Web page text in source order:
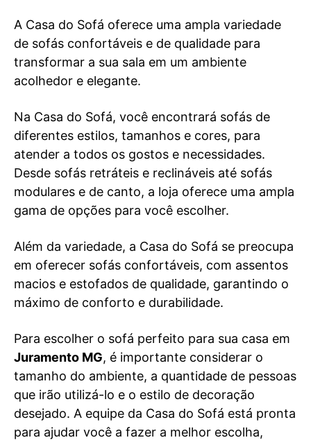
A Casa do Sofá oferece uma ampla variedade
de sofás confortáveis e de qualidade para
transformar a sua sala em um ambiente
acolhedor e elegante.
Na Casa do Sofá, você encontrará sofás de
diferentes estilos, tamanhos e cores, para
atender a todos os gostos e necessidades.
Desde sofás retráteis e reclináveis até sofás
modulares e de canto, a loja oferece uma ampla
gama de opções para você escolher.
Além da variedade, a Casa do Sofá se preocupa
em oferecer sofás confortáveis, com assentos
macios e estofados de qualidade, garantindo o
máximo de conforto e durabilidade.
Para escolher o sofá perfeito para sua casa em
Juramento MG, é importante considerar o
tamanho do ambiente, a quantidade de pessoas
que irão utilizá-lo e o estilo de decoração
desejado. A equipe da Casa do Sofá está pronta
para ajudar você a fazer a melhor escolha,